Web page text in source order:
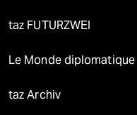
taz FUTURZWEI
Le Monde diplomatique
taz Archiv